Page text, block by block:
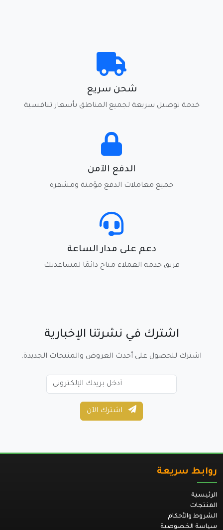
شحن سريع
خدمة توصيل سريعة لجميع المناطق بأسعار تنافسية
الدفع الآمن
جميع معاملات الدفع مؤمنة ومشفرة
دعم على مدار الساعة
فريق خدمة العملاء متاح دائمًا لمساعدتك
اشترك في نشرتنا الإخبارية
اشترك للحصول على أحدث العروض والمنتجات الجديدة.
اشترك الآن
روابط سريعة
الرئيسية
المنتجات
الشروط والأحكام
سياسة الخصوصية